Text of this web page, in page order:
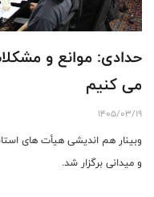
حدادی: موانع و
می کنیم
1405/03/19
وبینار هم اندیشی هیأت های
و میدانی برگزار شد.